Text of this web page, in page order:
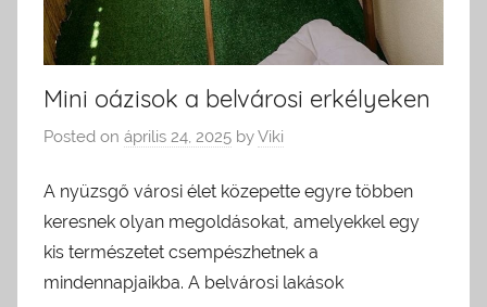
Mini oázisok a belvárosi erkélyeken
Posted on április 24, 2025 byViki
A nyüzsgő városi élet közepette egyre többen
keresnek olyan megoldásokat, amelyekkel egy
kis természetet csempészhetnek a
mindennapjaikba. A belvárosi lakások